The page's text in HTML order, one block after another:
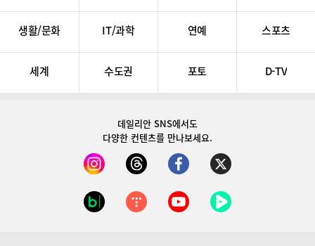
생활/문화 IT/과학 연예 스포츠
세계 수도권 포토 D-TV
데일리안 SNS에서도
다양한 컨텐츠를 만나보세요.